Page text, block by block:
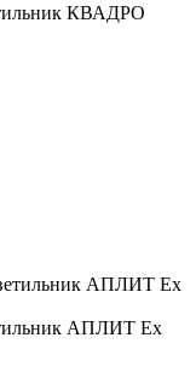
КВАДРО
АПЛИТ Ех